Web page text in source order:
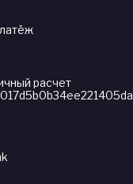
расчет